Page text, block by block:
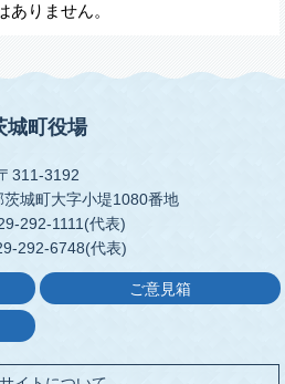
りません。
城町役場
311-3192
城町大字小堤1080番地
292-1111(代表)
292-6748(代表)
ご意見箱